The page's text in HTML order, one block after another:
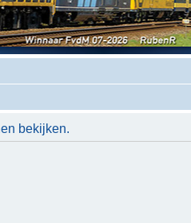
bekijken.